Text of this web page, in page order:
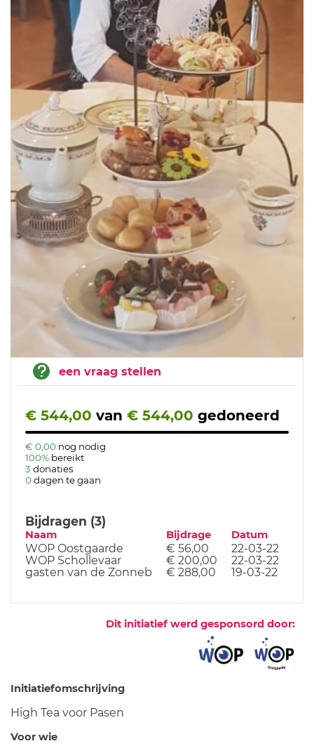
een vraag stellen
€ 544,00 van € 544,00 gedoneerd
€ 0,00 nog nodig
100% bereikt
3 donaties
0 dagen te gaan
Bijdragen (3)
Naam Bijdrage Datum
WOP Oostgaarde € 56,00
22-03-22
WOP Schollevaar
€ 200,00
22-03-22
gasten van de Zonneb
€ 288,00 19-03-22
Dit initiatief werd gesponsord door:
Initiatiefomschrijving
High Tea voor Pasen
Voor wie